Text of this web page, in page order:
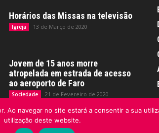
Horários das Missas na televisão
Igreja 13 de Março de 2020
Jovem de 15 anos morre
atropelada em estrada de acesso
ao aeroporto de Faro
Sociedade 21 de Fevereiro de 2020
navegar no site estará a consentir a sua
utilização deste website.